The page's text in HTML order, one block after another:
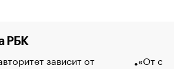
РБК
зависит от
«От